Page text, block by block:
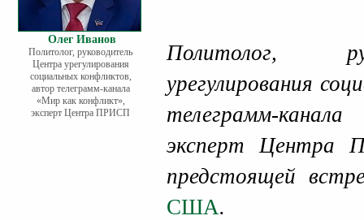
Олег Иванов
Политолог, руководитель
Центра урегулирования
социальных конфликтов,
автор телеграмм-канала
«Мир как конфликт»,
эксперт Центра ПРИСП
Политолог,
урегулирования
телеграмм-
эксперт
предстоящей
США.